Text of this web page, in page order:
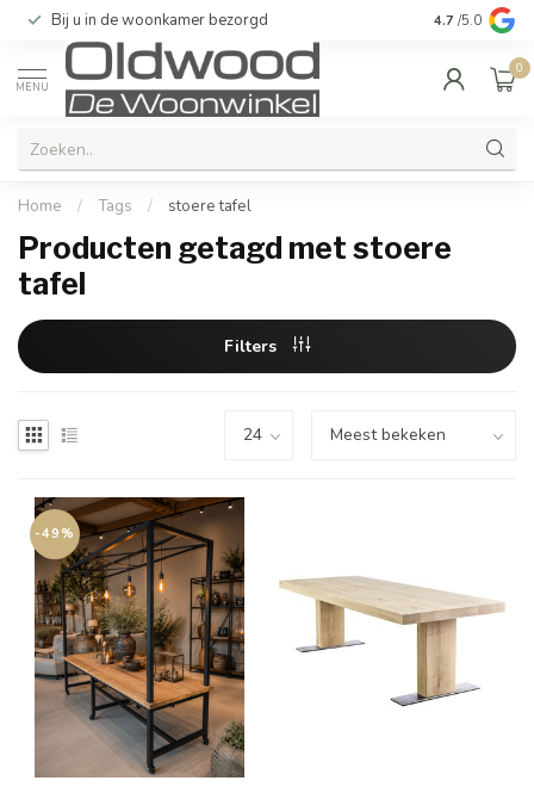
Bij u in de woonkamer bezorgd Kwaliteit &
4.7 /5.0
MENU
0
Home / Tags / stoere tafel
Producten getagd met stoere
tafel
Filters
-49%